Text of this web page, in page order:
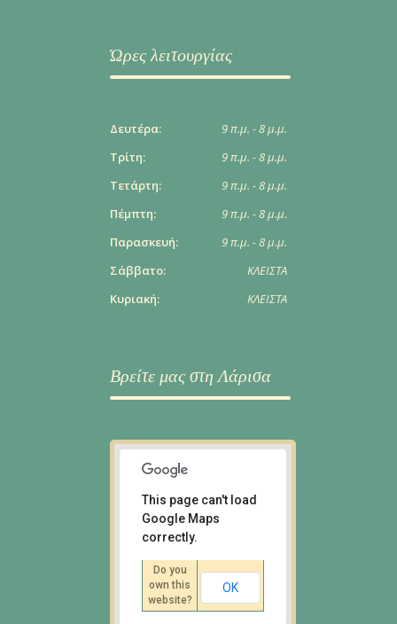
Ώρες λειτουργίας
Δευτέρα:
9 π.μ. - 8 μ.μ.
Τρίτη:
9 π.μ. - 8 μ.μ.
Τετάρτη:
9 π.μ. - 8 μ.μ.
Πέμπτη:
9 π.μ. - 8 μ.μ.
Παρασκευή:
9 π.μ. - 8 μ.μ.
Σάββατο:
ΚΛΕΙΣΤΑ
Κυριακή:
ΚΛΕΙΣΤΑ
Βρείτε μας στη Λάρισα
Ι. Πολυλά 6, Λάρισα
This page can't load
Google Maps
correctly.
Do you
own this
website?
OK